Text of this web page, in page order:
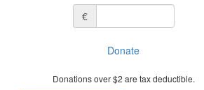
€
Donate
Donations over $2 are tax deductible.